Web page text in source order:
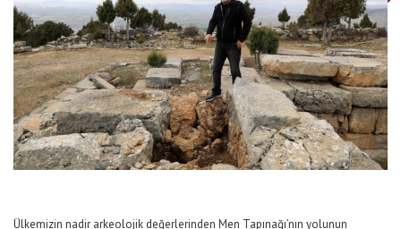
Ülkemizin nadir arkeolojik değerlerinden Men Tapınağı’nın yolunun